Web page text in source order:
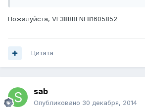
Пожалуйста, VF38BRFNF81605852
Цитата
sab
Опубликовано 30 декабря, 2014